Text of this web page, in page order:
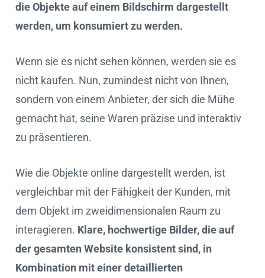
die Objekte auf einem Bildschirm dargestellt
werden, um konsumiert zu werden.
Wenn sie es nicht sehen können, werden sie es
nicht kaufen. Nun, zumindest nicht von Ihnen,
sondern von einem Anbieter, der sich die Mühe
gemacht hat, seine Waren präzise und interaktiv
zu präsentieren.
Wie die Objekte online dargestellt werden, ist
vergleichbar mit der Fähigkeit der Kunden, mit
dem Objekt im zweidimensionalen Raum zu
interagieren. Klare, hochwertige Bilder, die auf
der gesamten Website konsistent sind, in
Kombination mit einer detaillierten